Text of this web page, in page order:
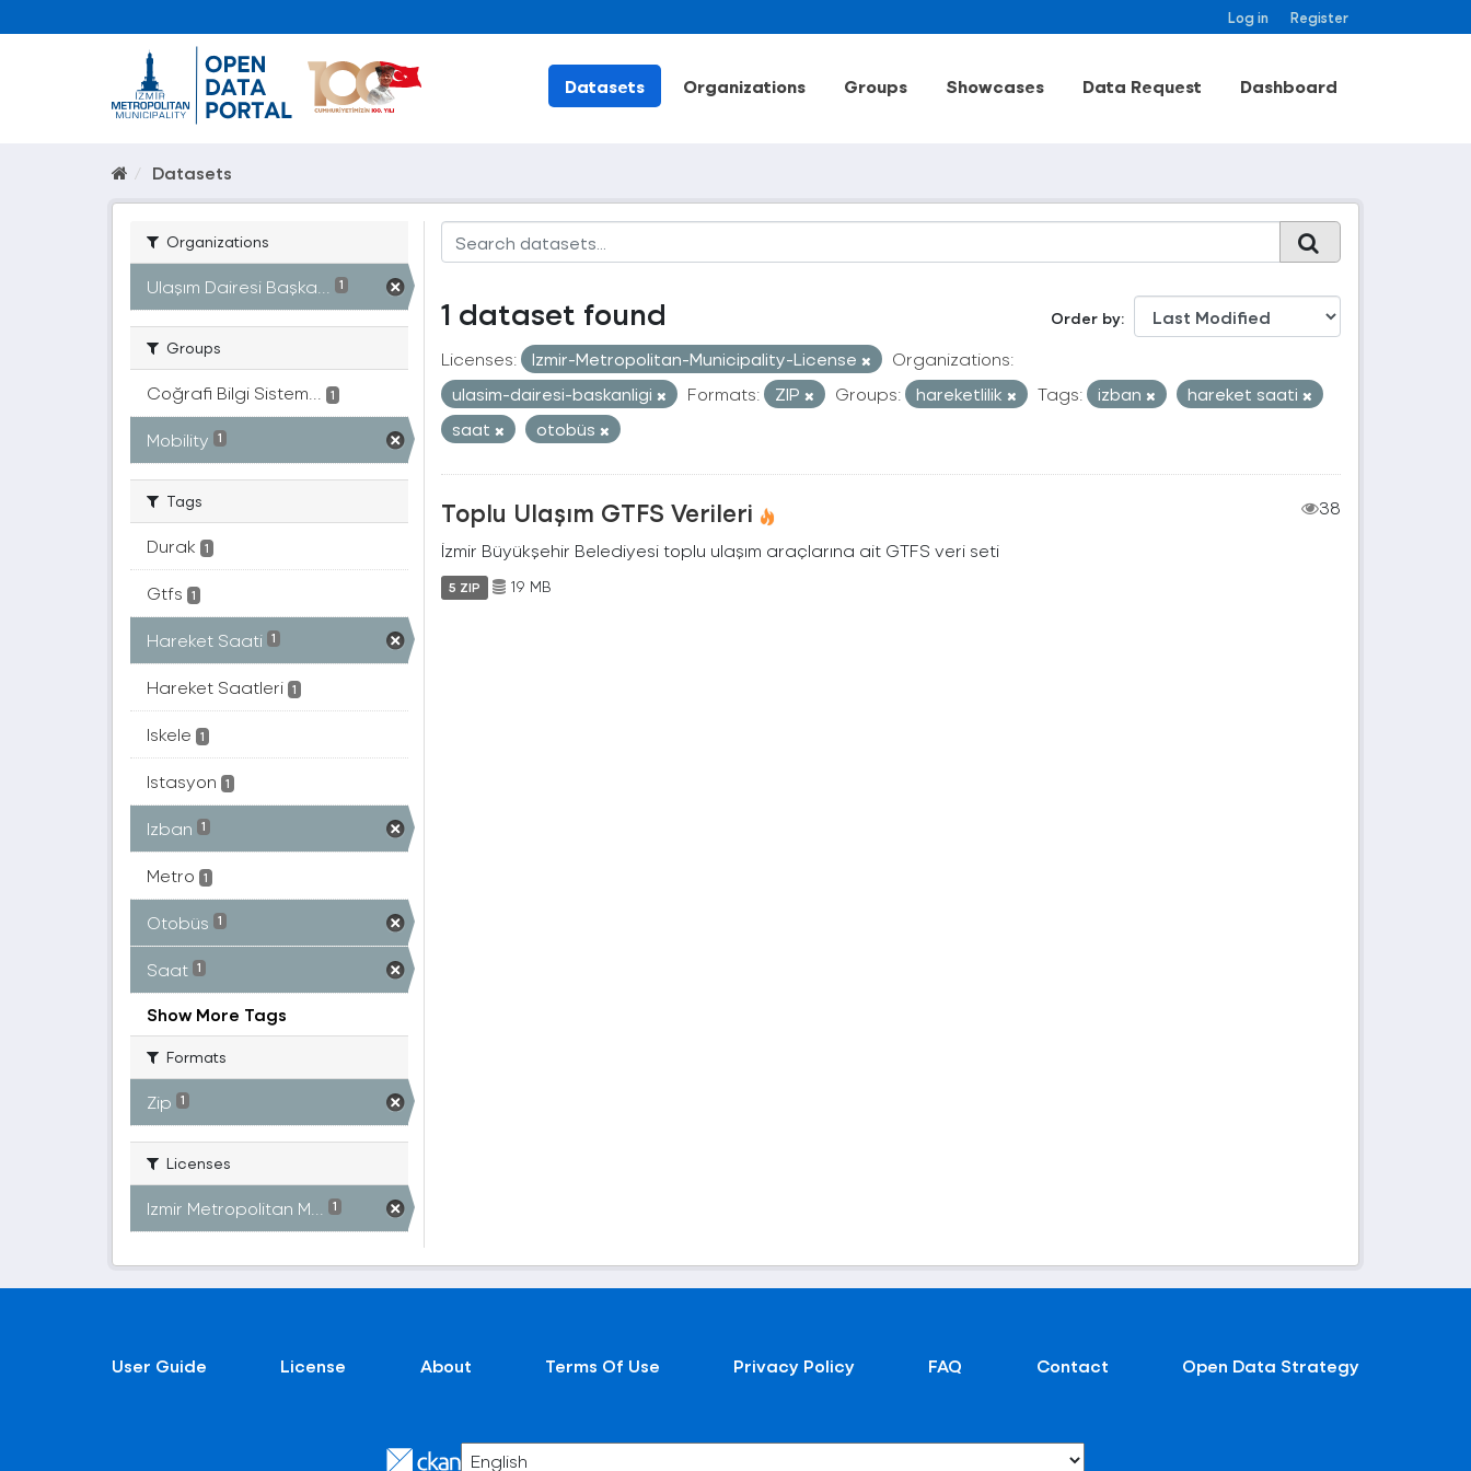
Log in Register
Datasets Organizations Groups Showcases Data Request Dashboard
Datasets
Organizations
Ulaşım Dairesi Başka... 1
Groups
Coğrafi Bilgi Sistem... 1
Mobility 1
Tags
Durak 1
Gtfs 1
Hareket Saati 1
Hareket Saatleri 1
Iskele 1
Istasyon 1
Izban 1
Metro 1
Otobüs 1
Saat 1
Show More Tags
Formats
Zip 1
Licenses
Izmir Metropolitan M... 1
Order by
1 dataset found
Licenses: Izmir-Metropolitan-Municipality-License
Organizations:
ulasim-dairesi-baskanligi
Formats: ZIP Groups: hareketlilik Tags: izban
hareket saati
saat
otobüs
Toplu Ulaşım GTFS Verileri
38
İzmir Büyükşehir Belediyesi toplu ulaşım araçlarına ait GTFS veri seti
5 ZIP 19 MB
User Guide License About Terms Of Use Privacy Policy FAQ Contact Open Data Strategy